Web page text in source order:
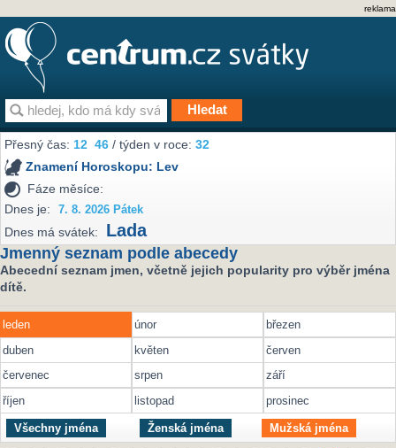
reklama
Přesný čas:12 46 / týden v roce:32
Znamení Horoskopu: Lev
Fáze měsíce:
Dnes je:
7. 8. 2026 Pátek
Dnes má svátek: Lada
Jmenný seznam podle abecedy
Abecední seznam jmen, včetně jejich popularity pro výběr jména
dítě.
leden únor
březen
duben
květen
červen
červenec
srpen
září
říjen
listopad prosinec
Všechny jména Ženská jména Mužská jména